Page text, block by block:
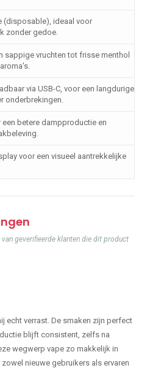
(disposable), ideaal voor
zonder gedoe.
sappige vruchten tot frisse menthol
via USB-C, voor een langdurige
onderbrekingen.
betere dampproductie en
voor een visueel aantrekkelijke
geverifieerde klanten die dit product
echt verrast. De smaken zijn perfect
blijft consistent, zelfs na
wegwerp vape zo makkelijk in
nieuwe gebruikers als ervaren